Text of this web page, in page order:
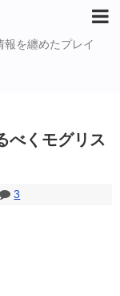
を纏めたプレイ
べくモグリス
3